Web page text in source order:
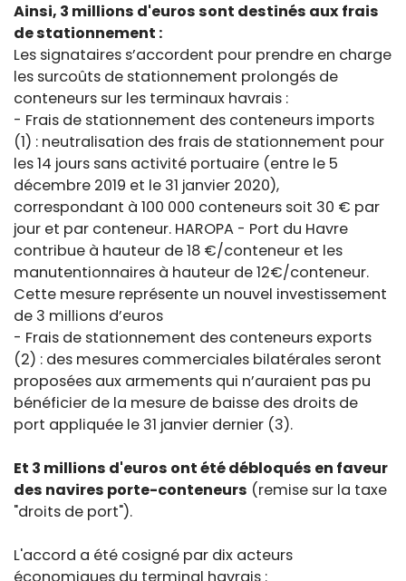
Ainsi, 3 millions d'euros sont destinés aux frais
de stationnement :
Les signataires s’accordent pour prendre en charge
les surcoûts de stationnement prolongés de
conteneurs sur les terminaux havrais :
- Frais de stationnement des conteneurs imports
(1) : neutralisation des frais de stationnement pour
les 14 jours sans activité portuaire (entre le 5
décembre 2019 et le 31 janvier 2020),
correspondant à 100 000 conteneurs soit 30 € par
jour et par conteneur. HAROPA - Port du Havre
contribue à hauteur de 18 €/conteneur et les
manutentionnaires à hauteur de 12€/conteneur.
Cette mesure représente un nouvel investissement
de 3 millions d’euros
- Frais de stationnement des conteneurs exports
(2) : des mesures commerciales bilatérales seront
proposées aux armements qui n’auraient pas pu
bénéficier de la mesure de baisse des droits de
port appliquée le 31 janvier dernier (3).
Et 3 millions d'euros ont été débloqués en faveur
des navires porte-conteneurs (remise sur la taxe
"droits de port").
L'accord a été cosigné par dix acteurs